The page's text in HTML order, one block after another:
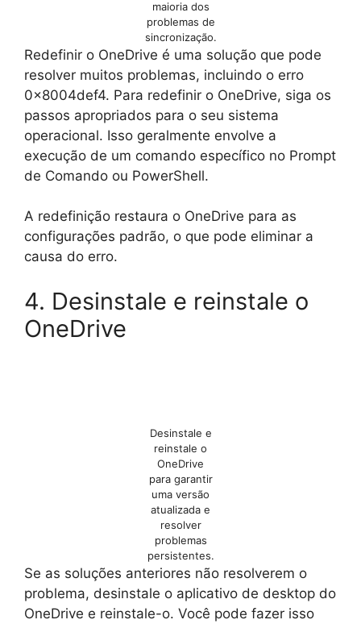
maioria dos
problemas de
sincronização.
Redefinir o OneDrive é uma solução que pode
resolver muitos problemas, incluindo o erro
0x8004def4. Para redefinir o OneDrive, siga os
passos apropriados para o seu sistema
operacional. Isso geralmente envolve a
execução de um comando específico no Prompt
de Comando ou PowerShell.
A redefinição restaura o OneDrive para as
configurações padrão, o que pode eliminar a
causa do erro.
4. Desinstale e reinstale o
OneDrive
Desinstale e
reinstale o
OneDrive
para garantir
uma versão
atualizada e
resolver
problemas
persistentes.
Se as soluções anteriores não resolverem o
problema, desinstale o aplicativo de desktop do
OneDrive e reinstale-o. Você pode fazer isso